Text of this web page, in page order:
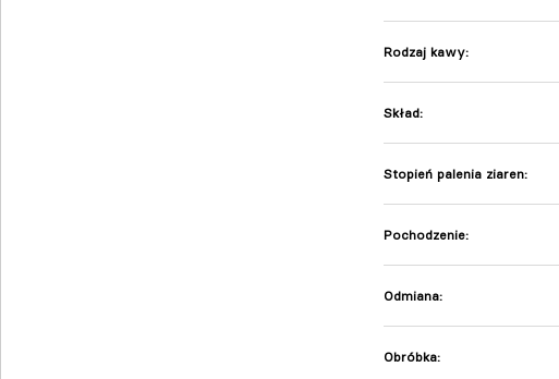
Rodzaj kawy:
Skład:
Stopień palenia ziaren:
Pochodzenie:
Odmiana:
Obróbka: